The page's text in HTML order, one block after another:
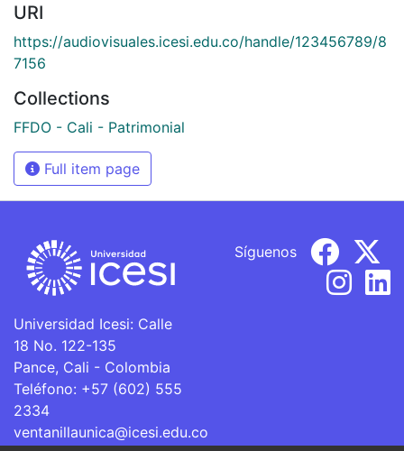
URI
https://audiovisuales.icesi.edu.co/handle/123456789/8
7156
Collections
FFDO - Cali - Patrimonial
Full item page
Universidad Icesi: Calle
18 No. 122-135
Pance, Cali - Colombia
Teléfono: +57 (602) 555
2334
ventanillaunica@icesi.edu.co
Síguenos